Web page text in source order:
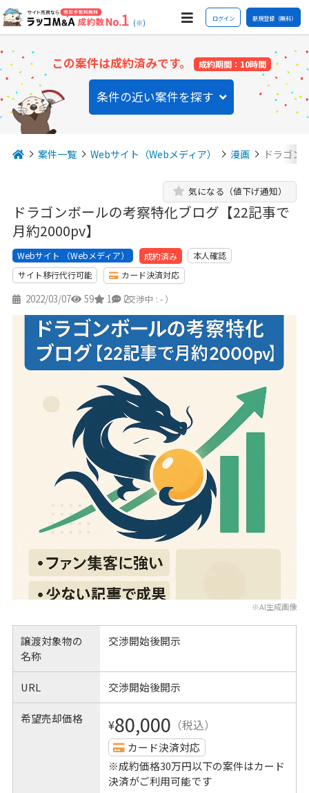
(※) ログイン 新規登録（無料）
この案件は成約済みです。 成約期間：10時間
条件の近い案件を探す
案件一覧 Webサイト（Webメディア） 漫画 ドラゴン
ドラゴンボールの考察特化ブログ【22記事で
月約2000pv】
気になる（値下げ通知）
Webサイト （Webメディア） 成約済み
本人確認
サイト移行代行可能
カード決済対応
2022/03/07 59 1 2
（交渉中 : - ）
※AI生成画像
譲渡対象物の
名称
交渉開始後開示
URL 交渉開始後開示
希望売却価格 ¥80,000 （税込）
カード決済対応
※成約価格30万円以下の案件はカード
決済がご利用可能です